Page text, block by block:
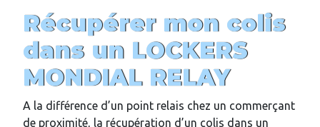
Récupérer mon colis
dans un LOCKERS
MONDIAL RELAY
A la différence d’un point relais chez un commerçant
de proximité, la récupération d’un colis dans un